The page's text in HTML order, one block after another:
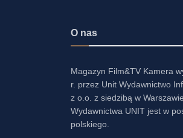
O nas
Magazyn Film&TV Kamera
r. przez Unit Wydawnictwo
z o.o. z siedzibą w
Wydawnictwa UNIT jest w
polskiego.